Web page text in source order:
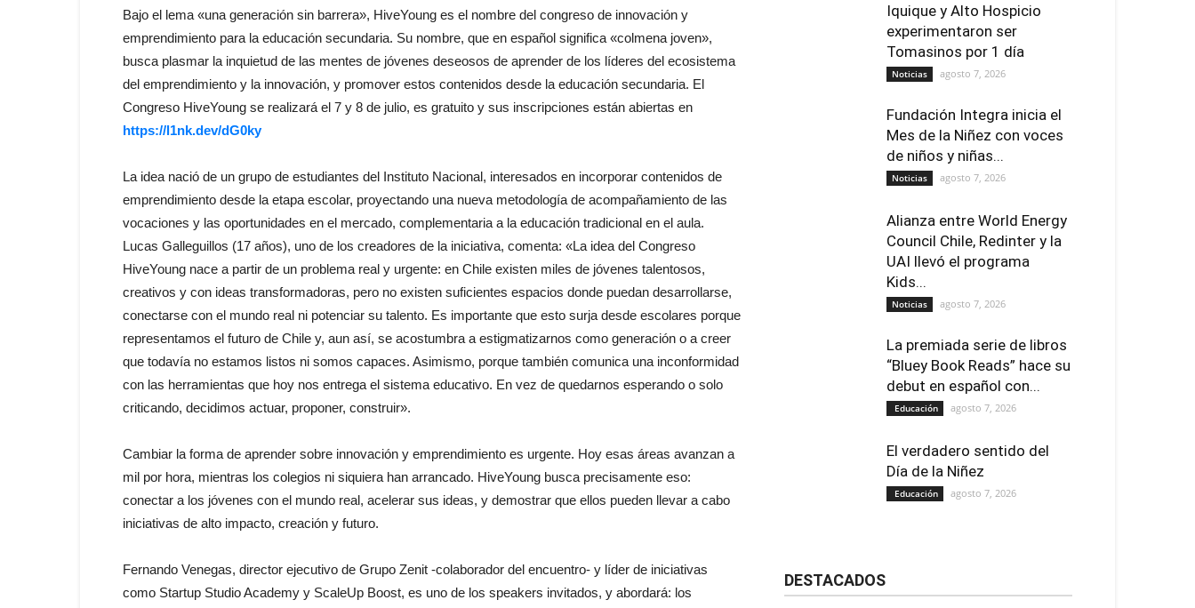
Bajo el lema «una generación sin barrera», HiveYoung es el nombre del congreso de innovación y
emprendimiento para la educación secundaria. Su nombre, que en español significa «colmena joven»,
busca plasmar la inquietud de las mentes de jóvenes deseosos de aprender de los líderes del ecosistema
del emprendimiento y la innovación, y promover estos contenidos desde la educación secundaria. El
Congreso HiveYoung se realizará el 7 y 8 de julio, es gratuito y sus inscripciones están abiertas en
https://l1nk.dev/dG0ky
La idea nació de un grupo de estudiantes del Instituto Nacional, interesados en incorporar contenidos de
emprendimiento desde la etapa escolar, proyectando una nueva metodología de acompañamiento de las
vocaciones y las oportunidades en el mercado, complementaria a la educación tradicional en el aula.
Lucas Galleguillos (17 años), uno de los creadores de la iniciativa, comenta: «La idea del Congreso
HiveYoung nace a partir de un problema real y urgente: en Chile existen miles de jóvenes talentosos,
creativos y con ideas transformadoras, pero no existen suficientes espacios donde puedan desarrollarse,
conectarse con el mundo real ni potenciar su talento. Es importante que esto surja desde escolares porque
representamos el futuro de Chile y, aun así, se acostumbra a estigmatizarnos como generación o a creer
que todavía no estamos listos ni somos capaces. Asimismo, porque también comunica una inconformidad
con las herramientas que hoy nos entrega el sistema educativo. En vez de quedarnos esperando o solo
criticando, decidimos actuar, proponer, construir».
Cambiar la forma de aprender sobre innovación y emprendimiento es urgente. Hoy esas áreas avanzan a
mil por hora, mientras los colegios ni siquiera han arrancado. HiveYoung busca precisamente eso:
conectar a los jóvenes con el mundo real, acelerar sus ideas, y demostrar que ellos pueden llevar a cabo
iniciativas de alto impacto, creación y futuro.
Fernando Venegas, director ejecutivo de Grupo Zenit -colaborador del encuentro- y líder de iniciativas
como Startup Studio Academy y ScaleUp Boost, es uno de los speakers invitados, y abordará: los
Iquique y Alto Hospicio
experimentaron ser
Tomasinos por 1 día
Noticias agosto 7, 2026
Fundación Integra inicia el
Mes de la Niñez con voces
de niños y niñas...
Noticias agosto 7, 2026
Alianza entre World Energy
Council Chile, Redinter y la
UAI llevó el programa
Kids...
Noticias agosto 7, 2026
La premiada serie de libros
“Bluey Book Reads” hace su
debut en español con...
Educación agosto 7, 2026
El verdadero sentido del
Día de la Niñez
Educación agosto 7, 2026
DESTACADOS